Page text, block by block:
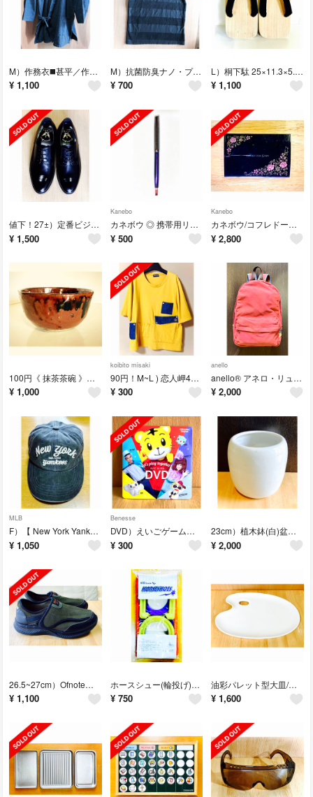
M）作務衣◼️甚平／作業着／コットン／リラックスウェア
¥ 1,100
M）抗菌防臭ナノ・プラチナ◇オーガニックコットンＴシャツ/ボーダー/通気性
¥ 700
L）桐下駄 25×11.3×5.4cm /鼻緒◎ 裸足/足のリフレッシュ
¥ 1,100
値下！27±）定番ビジネスシューズ◼️通勤/通学/冠婚葬祭/新品/ATOMY
¥ 1,500
Kanebo
カネボウ ◎ 携帯用リップブラシ
¥ 500
Kanebo
カネボウ/コフレドール グラン/オークルD ﾌｧﾝﾃﾞｰｼｮﾝ＋ｹｰｽ
¥ 2,800
100円《 抹茶茶碗 》世界にひとつの一点物！丼/盛鉢/植木鉢/花器/創作品/新
¥ 1,000
koibito misaki
90円！M~L ) 恋人岬4ポケットTシャツ/ koibito misaki
¥ 300
anello
anello®︎ アネロ・リュック/デニム/帆布/ 28×40cm /えんじ色
¥ 2,000
MLB
F）【 New York Yankees 】MLB野球帽/ベースボール・キャップ
¥ 1,050
Benesse
DVD）えいごゲームであそぼう！こどもチャレンジEnglish 4枚まとめ売り
¥ 300
23cm）植木鉢(白)盆栽鉢/プランター/金魚鉢/食材保存容器/火鉢
¥ 2,000
26.5~27cm）Ofnoteリラックスシューズ/ 男女兼用/室内履/介護にも
¥ 1,100
ホースシュー(輪投げ)馬の蹄鉄投げゲーム/庭で/公園で/キャンプで/アウトドアで
¥ 750
油彩パレット型大皿/パーティープレート/盛皿/トレー/POP/41×27cm
¥ 1,600